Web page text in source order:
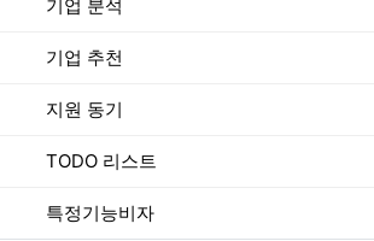
기업 분석
기업 추천
지원 동기
TODO 리스트
특정기능비자